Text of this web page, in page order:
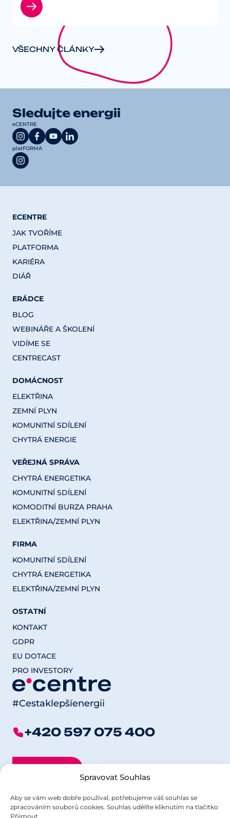
Spravovat Souhlas
Aby se vám web dobře používal, potřebujeme váš souhlas se
zpracováním souborů cookies. Souhlas udělíte kliknutím na tlačítko
Přijmout.
průmyslové provozy, které k energii nepřistupují...
VŠECHNY ČLÁNKY
Sledujte energii
eCENTRE
platFORMA
ECENTRE
JAK TVOŘÍME
PLATFORMA
KARIÉRA
DIÁŘ
ERÁDCE
BLOG
WEBINÁŘE A ŠKOLENÍ
VIDÍME SE
CENTRECAST
DOMÁCNOST
ELEKTŘINA
ZEMNÍ PLYN
KOMUNITNÍ SDÍLENÍ
CHYTRÁ ENERGIE
VEŘEJNÁ SPRÁVA
CHYTRÁ ENERGETIKA
KOMUNITNÍ SDÍLENÍ
KOMODITNÍ BURZA PRAHA
ELEKTŘINA/ZEMNÍ PLYN
FIRMA
KOMUNITNÍ SDÍLENÍ
CHYTRÁ ENERGETIKA
ELEKTŘINA/ZEMNÍ PLYN
OSTATNÍ
KONTAKT
GDPR
EU DOTACE
PRO INVESTORY
#Cestaklepšíenergii
+420 597 075 400
platFORMA